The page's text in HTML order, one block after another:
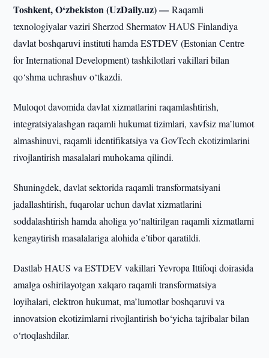
Toshkent, O‘zbekiston (UzDaily.uz) —Raqamli
texnologiyalar vaziri Sherzod Shermatov HAUS Finlandiya
davlat boshqaruvi instituti hamda ESTDEV (Estonian Centre
for International Development) tashkilotlari vakillari bilan
qo‘shma uchrashuv o‘tkazdi.
Muloqot davomida davlat xizmatlarini raqamlashtirish,
integratsiyalashgan raqamli hukumat tizimlari, xavfsiz ma’lumot
almashinuvi, raqamli identifikatsiya va GovTech ekotizimlarini
rivojlantirish masalalari muhokama qilindi.
Shuningdek, davlat sektorida raqamli transformatsiyani
jadallashtirish, fuqarolar uchun davlat xizmatlarini
soddalashtirish hamda aholiga yo‘naltirilgan raqamli xizmatlarni
kengaytirish masalalariga alohida e’tibor qaratildi.
Dastlab HAUS va ESTDEV vakillari Yevropa Ittifoqi doirasida
amalga oshirilayotgan xalqaro raqamli transformatsiya
loyihalari, elektron hukumat, ma’lumotlar boshqaruvi va
innovatsion ekotizimlarni rivojlantirish bo‘yicha tajribalar bilan
o‘rtoqlashdilar.